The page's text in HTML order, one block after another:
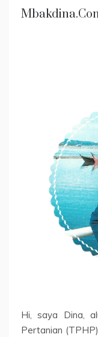
Hi, saya Dina,
Pertanian